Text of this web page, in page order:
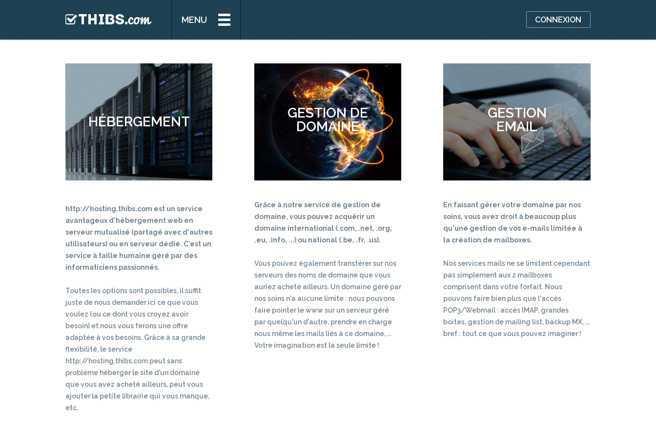
MENU CONNEXION
Contact
Remember
HÉBERGEMENT
http://hosting.thibs.com est un service
avantageux d'hébergement web en
serveur mutualisé (partagé avec d'autres
utilisateurs) ou en serveur dédié. C'est un
service à taille humaine géré par des
informaticiens passionnés.
Toutes les options sont possibles, il suffit
juste de nous demander ici ce que vous
voulez (ou ce dont vous croyez avoir
besoin) et nous vous ferons une offre
adaptée à vos besoins. Grâce à sa grande
flexibilité, le service
http://hosting.thibs.com peut sans
problème héberger le site d'un domaine
que vous avez acheté ailleurs, peut vous
ajouter la petite librairie qui vous manque,
etc.
GESTION DE
DOMAINE
Grâce à notre service de gestion de
domaine, vous pouvez acquérir un
domaine international (.com, .net, .org,
.eu, .info, ...) ou national (.be, .fr, .us).
Vous pouvez également transférer sur nos
serveurs des noms de domaine que vous
auriez acheté ailleurs. Un domaine géré par
nos soins n'a aucune limite : nous pouvons
faire pointer le www sur un serveur géré
par quelqu'un d'autre, prendre en charge
nous même les mails liés à ce domaine, ...
Votre imagination est la seule limite !
GESTION
EMAIL
En faisant gérer votre domaine par nos
soins, vous avez droit à beaucoup plus
qu'une gestion de vos e-mails limitée à
la création de mailboxes.
Nos services mails ne se limitent cependant
pas simplement aux 2 mailboxes
comprisent dans votre forfait. Nous
pouvons faire bien plus que l'accès
POP3/Webmail : accès IMAP, grandes
boites, gestion de mailing list, backup MX, ...
bref : tout ce que vous pouvez imaginer !